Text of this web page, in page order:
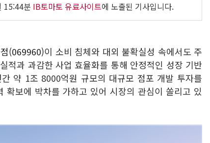
15:44분 IB토마토 유료사이트에 노출된 기사입니다.
(069960)이 소비 침체와 대외 불확실성 속에서도 주
적과 과감한 사업 효율화를 통해 안정적인 성장 기반
약 1조 8000억원 규모의 대규모 점포 개발 투자를
확보에 박차를 가하고 있어 시장의 관심이 쏠리고 있